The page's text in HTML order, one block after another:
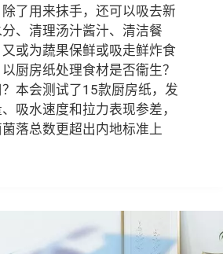
了用来抹手，还可以吸去新
、清理汤汁酱汁、清洁餐
或为蔬果保鲜或吸走鲜炸食
厨房纸处理食材是否衞生？
本会测试了15款厨房纸，发
吸水速度和拉力表现参差，
落总数更超出内地标准上